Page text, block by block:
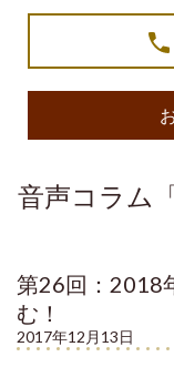
音声コラム
第26回：2018
む！
2017年12月13日